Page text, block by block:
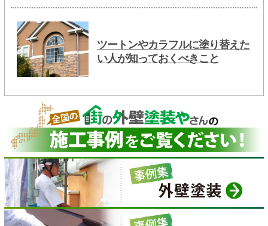
ツートンやカラフルに塗り替えた
い人が知っておくべきこと